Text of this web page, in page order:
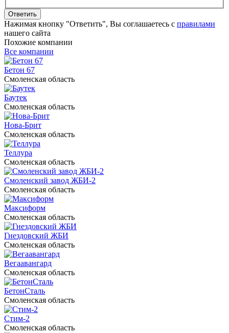
Ответить
Нажимая кнопку "Ответить", Вы соглашаетесь с правилами
нашего сайта
Похожие компании
Все компании
Бетон 67
Смоленская область
Баутек
Смоленская область
Нова-Брит
Смоленская область
Теллура
Смоленская область
Смоленский завод ЖБИ-2
Смоленская область
Максиформ
Смоленская область
Гнездовский ЖБИ
Смоленская область
Вегаавангард
Смоленская область
БетонСталь
Смоленская область
Стим-2
Смоленская область